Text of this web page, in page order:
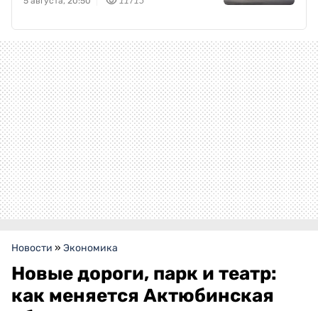
Новости » Экономика
Новые дороги, парк и театр:
как меняется Актюбинская